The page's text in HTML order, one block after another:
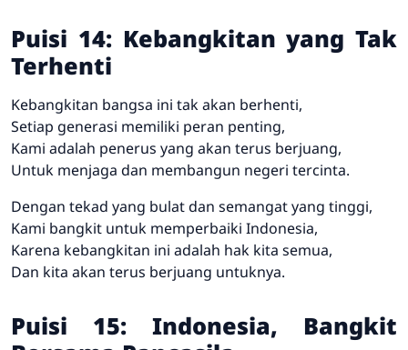
Puisi 14: Kebangkitan yang Tak
Terhenti
Kebangkitan bangsa ini tak akan berhenti,
Setiap generasi memiliki peran penting,
Kami adalah penerus yang akan terus berjuang,
Untuk menjaga dan membangun negeri tercinta.
Dengan tekad yang bulat dan semangat yang tinggi,
Kami bangkit untuk memperbaiki Indonesia,
Karena kebangkitan ini adalah hak kita semua,
Dan kita akan terus berjuang untuknya.
Puisi 15: Indonesia, Bangkit